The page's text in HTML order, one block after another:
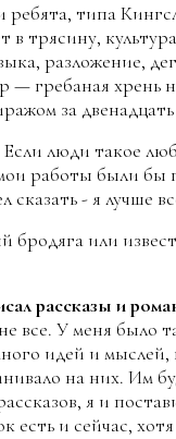
ребята, типа
в трясину,
разложение,
— гребаная хрень
за
Если люди такое
работы были
сказать - я лучше
бродяга или
рассказы и
все. У меня было
идей и
на них. Им
я и
и сейчас,